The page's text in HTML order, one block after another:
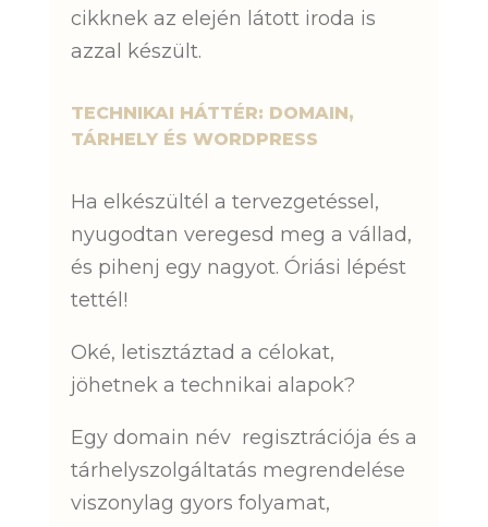
cikknek az elején látott iroda is
azzal készült.
TECHNIKAI HÁTTÉR: DOMAIN,
TÁRHELY ÉS WORDPRESS
Ha elkészültél a tervezgetéssel,
nyugodtan veregesd meg a vállad,
és pihenj egy nagyot. Óriási lépést
tettél!
Oké, letisztáztad a célokat,
jöhetnek a technikai alapok?
Egy domain név regisztrációja és a
tárhelyszolgáltatás megrendelése
viszonylag gyors folyamat,